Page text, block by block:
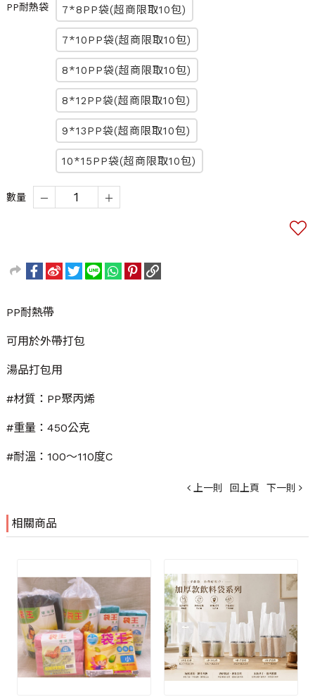
PP耐熱袋 7*8PP袋(超商限取10包)
7*10PP袋(超商限取10包)
8*10PP袋(超商限取10包)
8*12PP袋(超商限取10包)
9*13PP袋(超商限取10包)
10*15PP袋(超商限取10包)
數量
PP耐熱帶
可用於外帶打包
湯品打包用
#材質：PP聚丙烯
#重量：450公克
#耐溫：100～110度C
上一則 回上頁 下一則
相關商品